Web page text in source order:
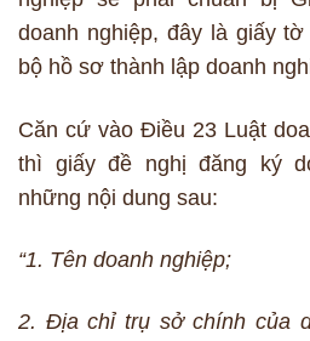
doanh nghiệp, đây là giấy
bộ hồ sơ thành lập doanh
Căn cứ vào Điều 23 Luật
thì giấy đề nghị đăng ký
những nội dung sau:
“1. Tên doanh nghiệp;
2. Địa chỉ trụ sở chính của